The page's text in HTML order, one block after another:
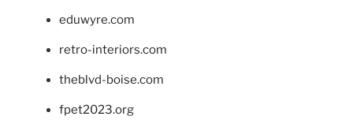
eduwyre.com
retro-interiors.com
theblvd-boise.com
fpet2023.org